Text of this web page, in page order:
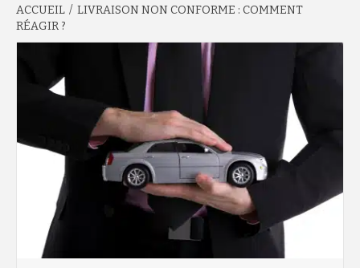
ACCUEIL
LIVRAISON NON CONFORME : COMMENT
RÉAGIR ?